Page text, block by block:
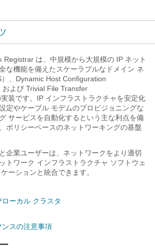
Registrar は、中規模から大規模の IP ネット
な機能を備えたスケーラブルなドメイン ネ
、Dynamic Host Configuration
および Trivial File Transfer
装です。 IP インフラストラクチャを安定化
定やケーブル モデムのプロビジョニングな
サービスを自動化するという主な利点を備
ポリシーベースのネットワーキングの基盤
企業ユーザーは、ネットワークをより適切
トワーク インフラストラクチャ ソフトウェ
ーションと統合できます。
ーカル クラスタ
スの注意事項